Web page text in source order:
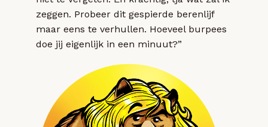
zeggen. Probeer dit gespierde berenlijf
maar eens te verhullen. Hoeveel burpees
doe jij eigenlijk in een minuut?”